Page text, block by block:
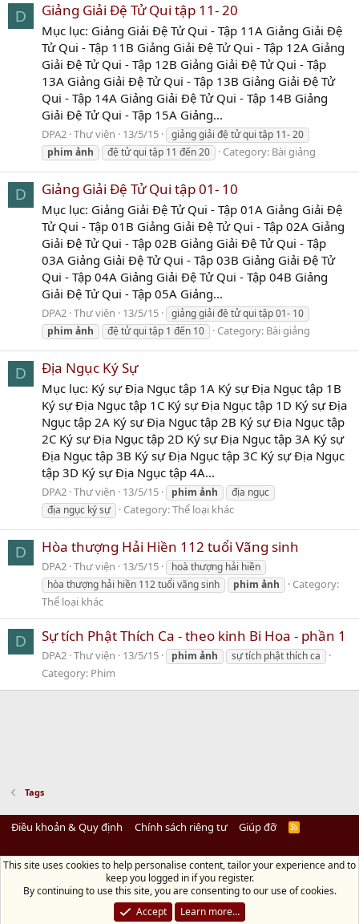
D Giảng Giải Đệ Tử Qui tập 11- 20
Mục lục: Giảng Giải Đệ Tử Qui - Tập 11A Giảng Giải Đệ
Tử Qui - Tập 11B Giảng Giải Đệ Tử Qui - Tập 12A Giảng
Giải Đệ Tử Qui - Tập 12B Giảng Giải Đệ Tử Qui - Tập
13A Giảng Giải Đệ Tử Qui - Tập 13B Giảng Giải Đệ Tử
Qui - Tập 14A Giảng Giải Đệ Tử Qui - Tập 14B Giảng
Giải Đệ Tử Qui - Tập 15A Giảng...
DPA2 Thư viện 13/5/15
giảng giải đệ tử qui tập 11- 20
phim ảnh đệ tử qui tập 11 đến 20 Category: Bài giảng
D Giảng Giải Đệ Tử Qui tập 01- 10
Mục lục: Giảng Giải Đệ Tử Qui - Tập 01A Giảng Giải Đệ
Tử Qui - Tập 01B Giảng Giải Đệ Tử Qui - Tập 02A Giảng
Giải Đệ Tử Qui - Tập 02B Giảng Giải Đệ Tử Qui - Tập
03A Giảng Giải Đệ Tử Qui - Tập 03B Giảng Giải Đệ Tử
Qui - Tập 04A Giảng Giải Đệ Tử Qui - Tập 04B Giảng
Giải Đệ Tử Qui - Tập 05A Giảng...
DPA2 Thư viện 13/5/15
giảng giải đệ tử qui tập 01- 10
phim ảnh đệ tử qui tập 1 đến 10 Category: Bài giảng
D Địa Ngục Ký Sự
Mục lục: Ký sự Địa Ngục tập 1A Ký sự Địa Ngục tập 1B
Ký sự Địa Ngục tập 1C Ký sự Địa Ngục tập 1D Ký sự Địa
Ngục tập 2A Ký sự Địa Ngục tập 2B Ký sự Địa Ngục tập
2C Ký sự Địa Ngục tập 2D Ký sự Địa Ngục tập 3A Ký sự
Địa Ngục tập 3B Ký sự Địa Ngục tập 3C Ký sự Địa Ngục
tập 3D Ký sự Địa Ngục tập 4A...
DPA2 Thư viện 13/5/15 phim ảnh
địa ngục
địa ngục ký sự
Category:Thể loại khác
D Hòa thượng Hải Hiền 112 tuổi Vãng sinh
DPA2 Thư viện 13/5/15
hoà thượng hải hiền
hòa thượng hải hiền 112 tuổi vãng sinh
phim ảnh
Category:
Thể loại khác
D Sự tích Phật Thích Ca - theo kinh Bi Hoa - phần 1
DPA2 Thư viện 13/5/15 phim ảnh sự tích phật thích ca
Category: Phim
Tags
Điều khoản & Quy định Chính sách riêng tư Giúp đỡ
R
Diệu Pháp Âm
Chùa Diệu Pháp - Số 72/14 Phú Mỹ, Phú Hòa Đông, Củ Chi, TP.HCM
đồ)
Điện thoại: 028.36208438 | Email:bientap@dieuphapam.net
Chủ Nhiệm: Thích Minh Thiền
This site uses cookies to help personalise content, tailor your experience and to
keep you logged in if you register.
By continuing to use this site, you are consenting to our use of cookies.
Accept
Learn more…